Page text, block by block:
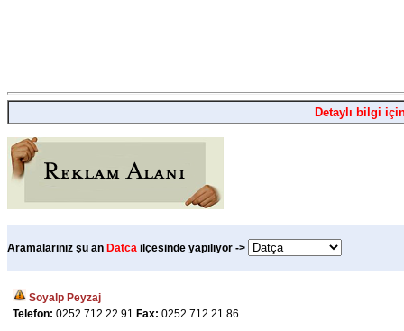
Detaylı bilgi
Aramalarınız şu an Datca ilçesinde yapılıyor ->
Soyalp Peyzaj
Telefon: 0252 712 22 91 Fax: 0252 712 21 86